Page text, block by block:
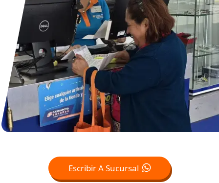
Escribir A Sucursal